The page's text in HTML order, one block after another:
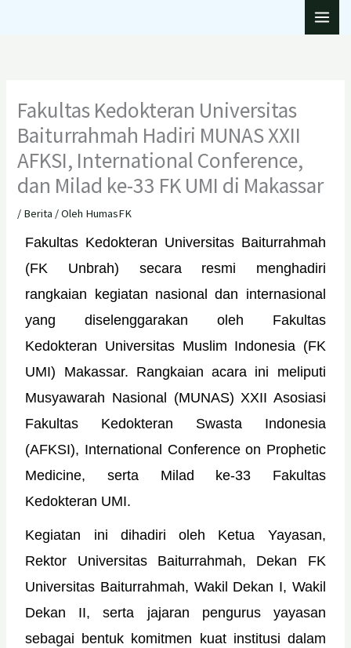
Fakultas Kedokteran Universitas
Baiturrahmah Hadiri MUNAS XXII
AFKSI, International Conference,
dan Milad ke-33 FK UMI di Makassar
/ Berita / Oleh HumasFK
Fakultas Kedokteran Universitas Baiturrahmah
(FK Unbrah) secara resmi menghadiri
rangkaian kegiatan nasional dan internasional
yang diselenggarakan oleh Fakultas
Kedokteran Universitas Muslim Indonesia (FK
UMI) Makassar. Rangkaian acara ini meliputi
Musyawarah Nasional (MUNAS) XXII Asosiasi
Fakultas Kedokteran Swasta Indonesia
(AFKSI), International Conference on Prophetic
Medicine, serta Milad ke-33 Fakultas
Kedokteran UMI.
Kegiatan ini dihadiri oleh Ketua Yayasan,
Rektor Universitas Baiturrahmah, Dekan FK
Universitas Baiturrahmah, Wakil Dekan I, Wakil
Dekan II, serta jajaran pengurus yayasan
sebagai bentuk komitmen kuat institusi dalam